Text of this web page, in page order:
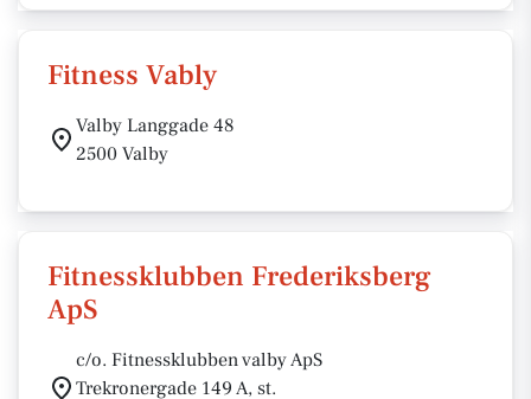
Fitness Vably
Valby Langgade 48
2500 Valby
Fitnessklubben Frederiksberg
ApS
c/o. Fitnessklubben valby ApS
Trekronergade 149 A, st.